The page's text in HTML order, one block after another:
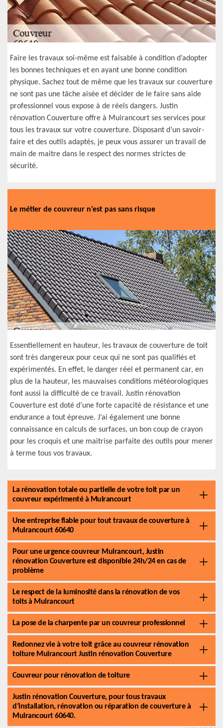
Faire les travaux soi-même est faisable à condition d’adopter
les bonnes techniques et en ayant une bonne condition
physique. Sachez tout de même que les travaux sur couverture
ne sont pas une tâche aisée et décider de le faire sans aide
professionnel vous expose à de réels dangers. Justin
rénovation Couverture offre à Muirancourt ses services pour
tous les travaux sur votre couverture. Disposant d’un savoir-
faire et des outils adaptés, je peux vous assurer un travail de
main de maitre dans le respect des normes strictes de
sécurité.
Le métier de couvreur n’est pas sans risque
Essentiellement en hauteur, les travaux de couverture de toit
sont très dangereux pour ceux qui ne sont pas qualifiés et
expérimentés. En effet, le danger réel et permanent car, en
plus de la hauteur, les mauvaises conditions météorologiques
font aussi la difficulté de ce travail. Justin rénovation
Couverture est doté d’une forte capacité de résistance et une
endurance a tout épreuve. J’ai également une bonne
connaissance en calculs de surfaces, un bon coup de crayon
pour les croquis et une maitrise parfaite des outils pour mener
à terme tous vos travaux.
La rénovation totale ou partielle de votre toit par un
couvreur expérimenté à Muirancourt
Une entreprise fiable pour tout travaux de couverture à
Muirancourt 60640
Pour une urgence couvreur Muirancourt, Justin
rénovation Couverture est disponible 24h/24 en cas de
problème
Le respect de la luminosité dans la rénovation de vos
toits à Muirancourt
La pose de la charpente par un couvreur professionnel
Redonnez vie à votre toit grâce au couvreur rénovation
toiture Muirancourt Justin rénovation Couverture
Couvreur pour rénovation de toiture
Justin rénovation Couverture, pour tous travaux
d’installation, rénovation ou réparation de couverture à
Muirancourt 60640.